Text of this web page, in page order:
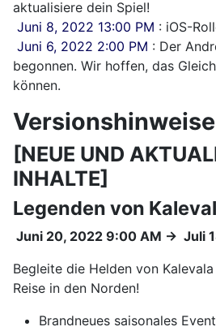
aktualisiere dein Spiel!
Juni 8, 2022 13:00 PM : iOS-
Juni 6, 2022 2:00 PM : Der
begonnen. Wir hoffen, das
können.
Versionshinweise
[NEUE UND
INHALTE]
Legenden von
Juni 20, 2022 9:00 AM → Juli
Begleite die Helden von
Reise in den Norden!
Brandneues saisonales Event